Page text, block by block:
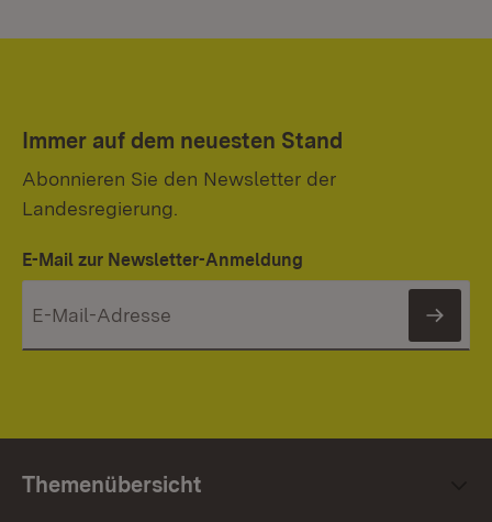
Immer auf dem neuesten Stand
Abonnieren Sie den Newsletter der
Landesregierung.
E-Mail zur Newsletter-Anmeldung
Themenübersicht